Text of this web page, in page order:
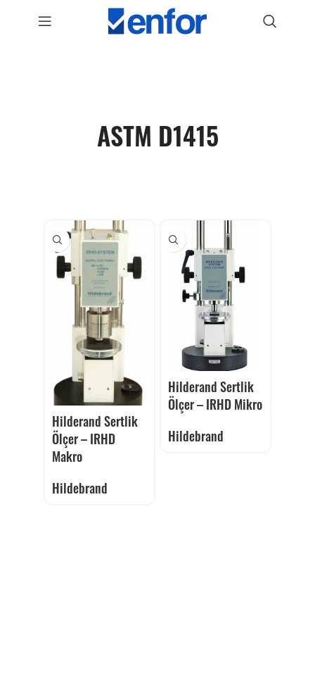
ASTM D1415
Hilderand Sertlik
Ölçer – IRHD
Makro
Hildebrand
Hilderand Sertlik
Ölçer – IRHD Mikro
Hildebrand